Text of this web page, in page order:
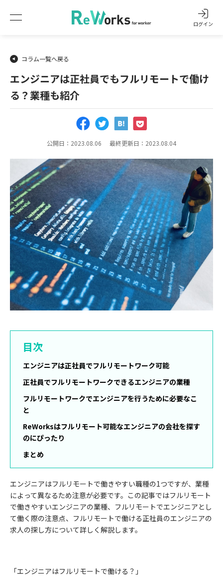
ログイン
コラム一覧へ戻る
エンジニアは正社員でもフルリモートで働け
る？業種も紹介
公開日：2023.08.06 最終更新日：2023.08.04
目次
エンジニアは正社員でフルリモートワーク可能
正社員でフルリモートワークできるエンジニアの業種
フルリモートワークでエンジニアを行うために必要なこ
と
ReWorksはフルリモート可能なエンジニアの会社を探す
のにぴったり
まとめ
エンジニアはフルリモートで働きやすい職種の1つですが、業種
によって異なるため注意が必要です。この記事ではフルリモート
で働きやすいエンジニアの業種、フルリモートでエンジニアとし
て働く際の注意点、フルリモートで働ける正社員のエンジニアの
求人の探し方について詳しく解説します。
「エンジニアはフルリモートで働ける？」